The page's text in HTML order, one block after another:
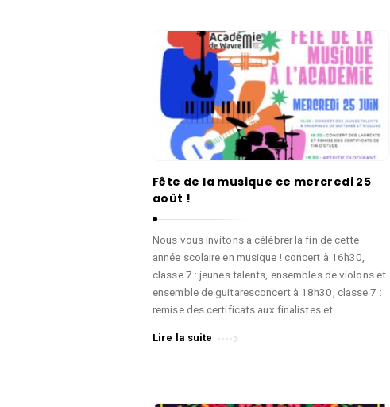
d
e
W
a
v
e
o
d
e
l
a
V
i
l
l
Fête de la musique ce mercredi 25
août !
Nous vous invitons à célébrer la fin de cette
année scolaire en musique ! concert à 16h30,
classe 7 : jeunes talents, ensembles de violons et
ensemble de guitaresconcert à 18h30, classe 7 :
remise des certificats aux finalistes et …
Lire la suite